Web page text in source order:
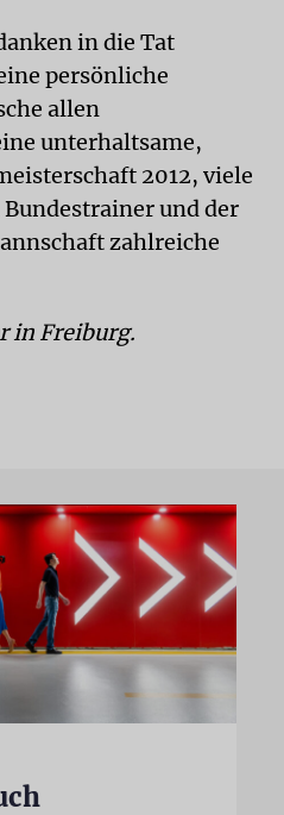
in die Tat
persönliche
allen
unterhaltsame,
2012, viele
und der
zahlreiche
in Freiburg.